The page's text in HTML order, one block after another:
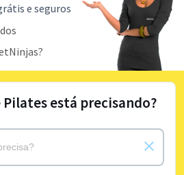
e seguros
Pilates está precisando?